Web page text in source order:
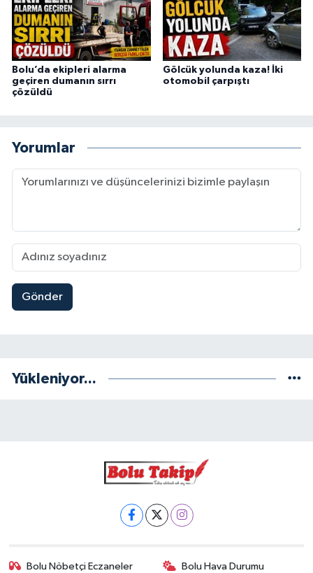
Bolu’da ekipleri alarma
geçiren dumanın sırrı
çözüldü
Gölcük yolunda kaza! İki
otomobil çarpıştı
Yorumlar
Gönder
Yükleniyor...
Bolu Nöbetçi Eczaneler Bolu Hava Durumu